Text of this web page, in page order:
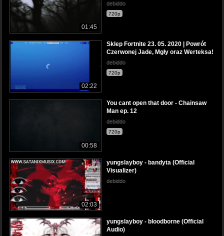
01:45
debiddo
720p
02:22
Sklep Fortnite 23. 05. 2020 | Powrót
Czerwonej Jade, Mgły oraz Werteksa!
debiddo
720p
00:58
You cant open that door - Chainsaw
Man ep. 12
debiddo
720p
02:03
yungslayboy - bandyta (Official
Visualizer)
debiddo
yungslayboy - bloodborne (Official
Audio)